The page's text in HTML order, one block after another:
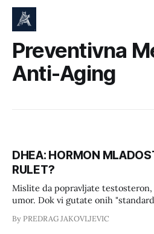
Preventivna
Anti-Aging
DHEA: HORMON
RULET?
Mislite da popravljate testosteron,
umor. Dok vi gutate onih "standardnih" 50 mg DHEA jer ste
možda upravo – urušava. Doktori
By PREDRAG JAKOVLJEVIC